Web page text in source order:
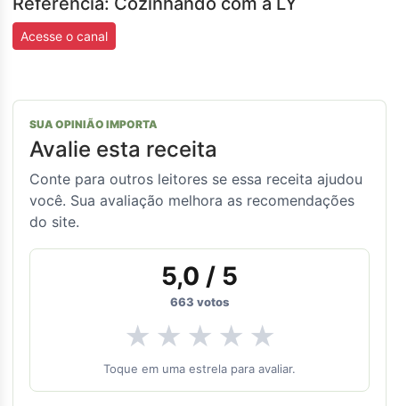
Acesse o canal
SUA OPINIÃO IMPORTA
Avalie esta receita
Conte para outros leitores se essa receita ajudou
você. Sua avaliação melhora as recomendações
do site.
5,0 / 5
663 votos
★ ★ ★ ★ ★
Toque em uma estrela para avaliar.